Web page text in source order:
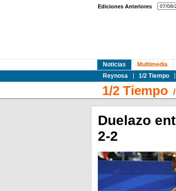
Ediciones Anteriores
Noticias
Reynosa
1/2 Tiempo
Multimedia
1/2 Tiempo /
Duelazo
2-2